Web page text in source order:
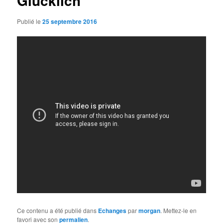
Publié le25 septembre 2016
Ce contenu a été publié dans Echangesparmorgan. Mettez-le en
favori avec sonpermalien.